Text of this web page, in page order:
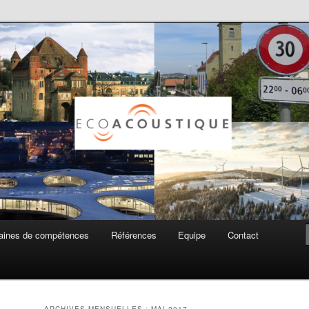
SA
de compétences Références Equipe Contact